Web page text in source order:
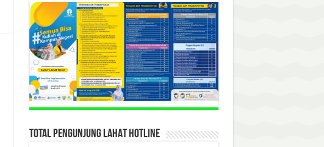
TOTAL PENGUNJUNG LAHAT HOTLINE